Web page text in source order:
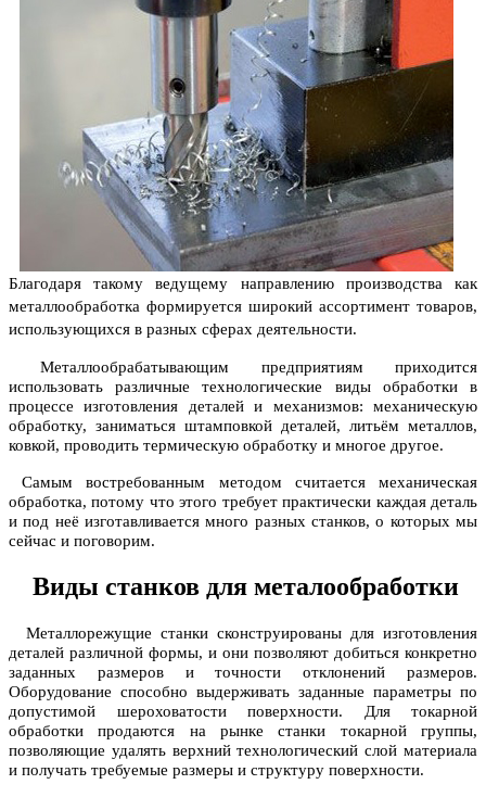
Благодаря такому ведущему направлению производства как
металлообработка формируется широкий ассортимент товаров,
использующихся в разных сферах деятельности.
Металлообрабатывающим предприятиям приходится
использовать различные технологические виды обработки в
процессе изготовления деталей и механизмов: механическую
обработку, заниматься штамповкой деталей, литьём металлов,
ковкой, проводить термическую обработку и многое другое.
Самым востребованным методом считается механическая
обработка, потому что этого требует практически каждая деталь
и под неё изготавливается много разных станков, о которых мы
сейчас и поговорим.
Виды станков для металообработки
Металлорежущие станки сконструированы для изготовления
деталей различной формы, и они позволяют добиться конкретно
заданных размеров и точности отклонений размеров.
Оборудование способно выдерживать заданные параметры по
допустимой шероховатости поверхности. Для токарной
обработки продаются на рынке станки токарной группы,
позволяющие удалять верхний технологический слой материала
и получать требуемые размеры и структуру поверхности.